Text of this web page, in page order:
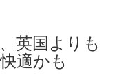
英国よりも
適かも